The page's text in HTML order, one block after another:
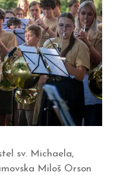
sv. Michaela,
Miloš Orson